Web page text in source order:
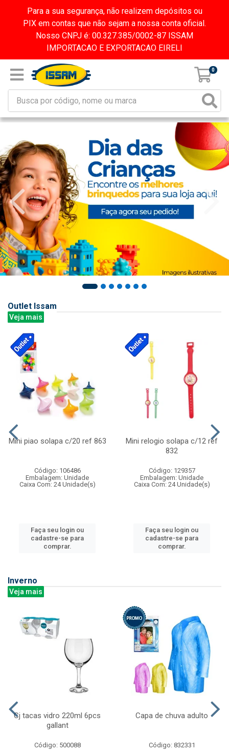
Para a sua segurança, não realizem depósitos ou
PIX em contas que não sejam a nossa conta oficial.
Nosso CNPJ é: 00.327.385/0002-87 ISSAM
IMPORTACAO E EXPORTACAO EIRELI
0
Outlet Issam
Veja mais
Mini piao solapa c/20 ref 863
Código: 106486
Embalagem: Unidade
Caixa Com: 24 Unidade(s)
Faça seu login ou
cadastre-se para
comprar.
Mini relogio solapa c/12 ref
832
Código: 129357
Embalagem: Unidade
Caixa Com: 24 Unidade(s)
Faça seu login ou
cadastre-se para
comprar.
Inverno
Veja mais
Cj tacas vidro 220ml 6pcs
gallant
Código: 500088
Capa de chuva adulto
Código: 832331